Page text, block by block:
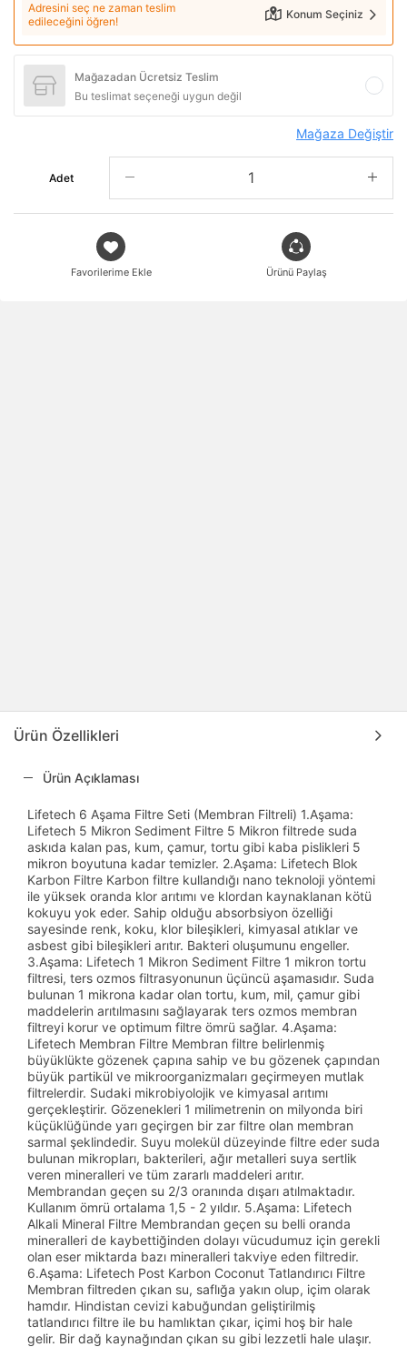
Adresini seç ne zaman teslim
edileceğini öğren!
Konum Seçiniz
Mağazadan Ücretsiz Teslim
Bu teslimat seçeneği uygun değil
Mağaza Değiştir
Adet
Favorilerime Ekle Ürünü Paylaş
Ürün Özellikleri
Ürün Açıklaması
Lifetech 6 Aşama Filtre Seti (Membran Filtreli) 1.Aşama:
Lifetech 5 Mikron Sediment Filtre 5 Mikron filtrede suda
askıda kalan pas, kum, çamur, tortu gibi kaba pislikleri 5
mikron boyutuna kadar temizler. 2.Aşama: Lifetech Blok
Karbon Filtre Karbon filtre kullandığı nano teknoloji yöntemi
ile yüksek oranda klor arıtımı ve klordan kaynaklanan kötü
kokuyu yok eder. Sahip olduğu absorbsiyon özelliği
sayesinde renk, koku, klor bileşikleri, kimyasal atıklar ve
asbest gibi bileşikleri arıtır. Bakteri oluşumunu engeller.
3.Aşama: Lifetech 1 Mikron Sediment Filtre 1 mikron tortu
filtresi, ters ozmos filtrasyonunun üçüncü aşamasıdır. Suda
bulunan 1 mikrona kadar olan tortu, kum, mil, çamur gibi
maddelerin arıtılmasını sağlayarak ters ozmos membran
filtreyi korur ve optimum filtre ömrü sağlar. 4.Aşama:
Lifetech Membran Filtre Membran filtre belirlenmiş
büyüklükte gözenek çapına sahip ve bu gözenek çapından
büyük partikül ve mikroorganizmaları geçirmeyen mutlak
filtrelerdir. Sudaki mikrobiyolojik ve kimyasal arıtımı
gerçekleştirir. Gözenekleri 1 milimetrenin on milyonda biri
küçüklüğünde yarı geçirgen bir zar filtre olan membran
sarmal şeklindedir. Suyu molekül düzeyinde filtre eder suda
bulunan mikropları, bakterileri, ağır metalleri suya sertlik
veren mineralleri ve tüm zararlı maddeleri arıtır.
Membrandan geçen su 2/3 oranında dışarı atılmaktadır.
Kullanım ömrü ortalama 1,5 - 2 yıldır. 5.Aşama: Lifetech
Alkali Mineral Filtre Membrandan geçen su belli oranda
mineralleri de kaybettiğinden dolayı vücudumuz için gerekli
olan eser miktarda bazı mineralleri takviye eden filtredir.
6.Aşama: Lifetech Post Karbon Coconut Tatlandırıcı Filtre
Membran filtreden çıkan su, saflığa yakın olup, içim olarak
hamdır. Hindistan cevizi kabuğundan geliştirilmiş
tatlandırıcı filtre ile bu hamlıktan çıkar, içimi hoş bir hale
gelir. Bir dağ kaynağından çıkan su gibi lezzetli hale ulaşır.